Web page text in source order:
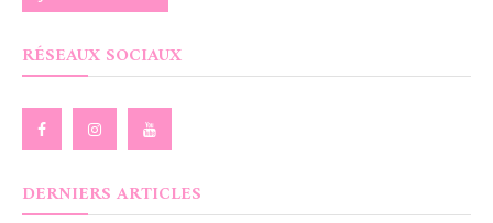
RÉSEAUX SOCIAUX
DERNIERS ARTICLES